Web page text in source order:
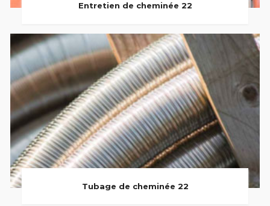
Entretien de cheminée 22
Tubage de cheminée 22